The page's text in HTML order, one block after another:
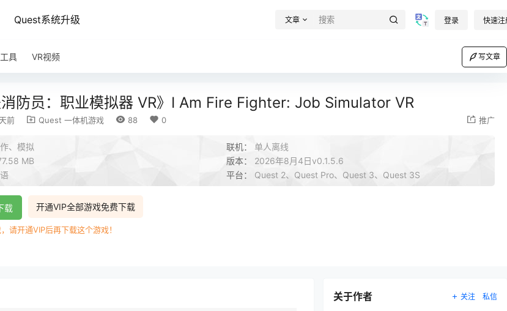
Quest系统升级 文章 登录 快速注
具 VR视频 写文章
消防员：职业模拟器 VR》I Am Fire Fighter: Job Simulator VR
前 Quest 一体机游戏 88 0 推广
、模拟 联机： 单人离线
MB 版本： 2026年8月4日v0.1.5.6
平台： Quest 2、Quest Pro、Quest 3、Quest 3S
开通VIP全部游戏免费下载
载
请开通VIP后再下载这个游戏！
关于作者 关注 私信